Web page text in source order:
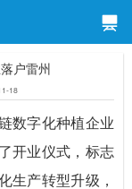
户雷州
18
数字化种植企业
开业仪式，标志
生产转型升级，